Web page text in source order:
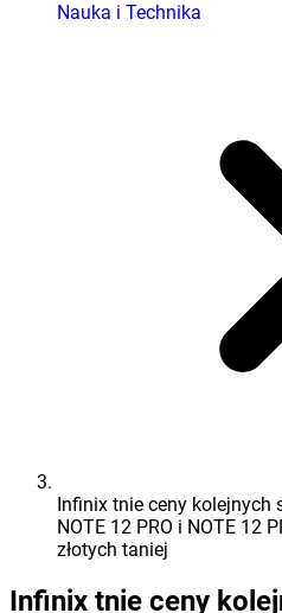
Nauka i Technika
Infinix tnie ceny kolejnych
NOTE 12 PRO i NOTE 12
złotych taniej
Infinix tnie ceny